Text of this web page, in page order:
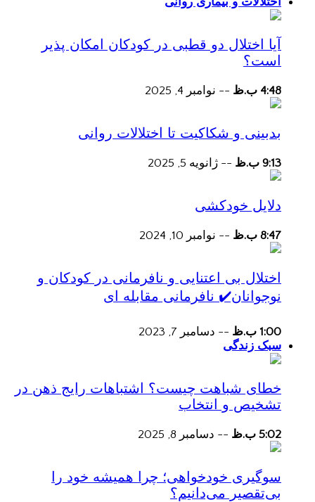
آیا اختلال دو قطبی در کودکان امکان پذیر
است؟
4:48 ب.ظ -- نوامبر 4, 2025
بدبینی و شکاکیت تا اختلالات روانی
9:13 ب.ظ -- ژانویه 5, 2025
دلایل خودکشی
8:47 ب.ظ -- نوامبر 10, 2024
اختلال بی اعتنایی و نافرمانی در کودکان و
نوجوانان✔️ نافرمانی مقابله ای
1:00 ب.ظ -- دسامبر 7, 2023
سبک زندگی
خطای شباهت چیست؟ اشتباهات رایج ذهن در
تشخیص و انتخاب
5:02 ب.ظ -- دسامبر 8, 2025
سوگیری خودخواهی؛ چرا همیشه خود را
بی‌تقصیر می‌دانیم؟